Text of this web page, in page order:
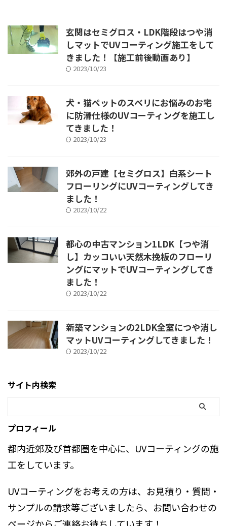
玄関はセミグロス・LDK階段はつや消
しマットでUVコーティング施工をして
きました！【施工前後動画あり】
2023/10/23
犬・猫ペットのスベリにお悩みのお宅
に防滑仕様のUVコーティングを施工し
てきました！
2023/10/23
郊外の戸建【セミグロス】白系シート
フローリングにUVコーティングしてき
ました！
2023/10/22
都心の中古マンション1LDK【つや消
し】カッコいい天然木挽板のフローリ
ングにマットでUVコーティングしてき
ました！
2023/10/22
新築マンションの2LDK全室につや消し
マットUVコーティングしてきました！
2023/10/22
サイト内検索
プロフィール
都内近郊及び首都圏を中心に、UVコーティングの施
工をしています。
UVコーティングをお考えの方は、お見積り・質問・
サンプルの請求等ございましたら、お問い合わせの
ページからご連絡お待ちしています！